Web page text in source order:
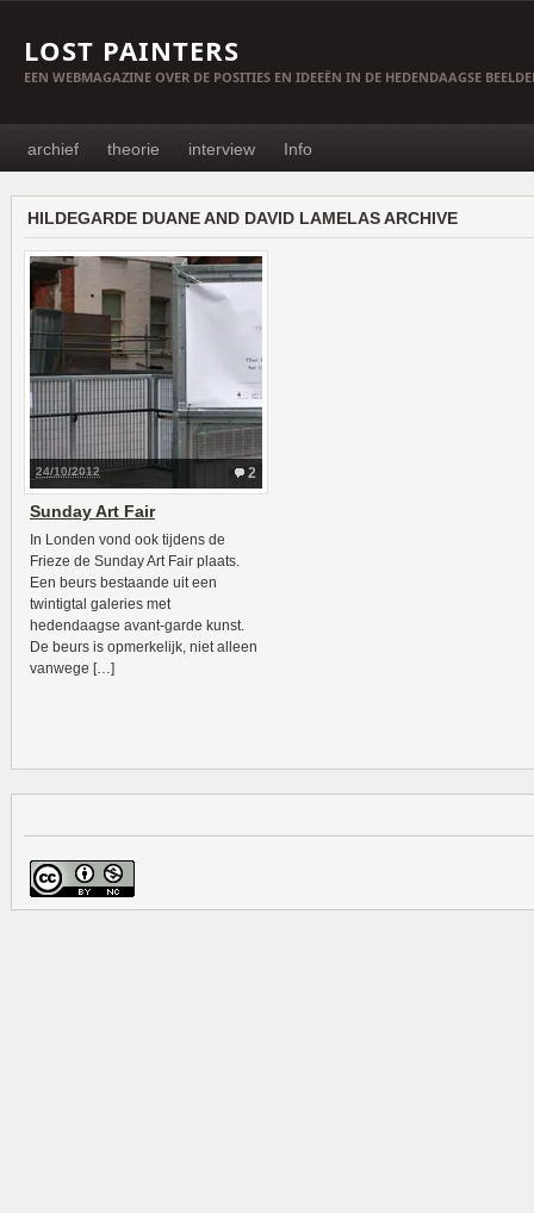
LOST PAINTERS
EEN WEBMAGAZINE OVER DE POSITIES EN IDEEËN IN DE HEDENDAAGSE
archief theorie interview Info
HILDEGARDE DUANE AND DAVID LAMELAS ARCHIVE
2
24/10/2012
Sunday Art Fair
In Londen vond ook tijdens de
Frieze de Sunday Art Fair plaats.
Een beurs bestaande uit een
twintigtal galeries met
hedendaagse avant-garde kunst.
De beurs is opmerkelijk, niet alleen
vanwege […]